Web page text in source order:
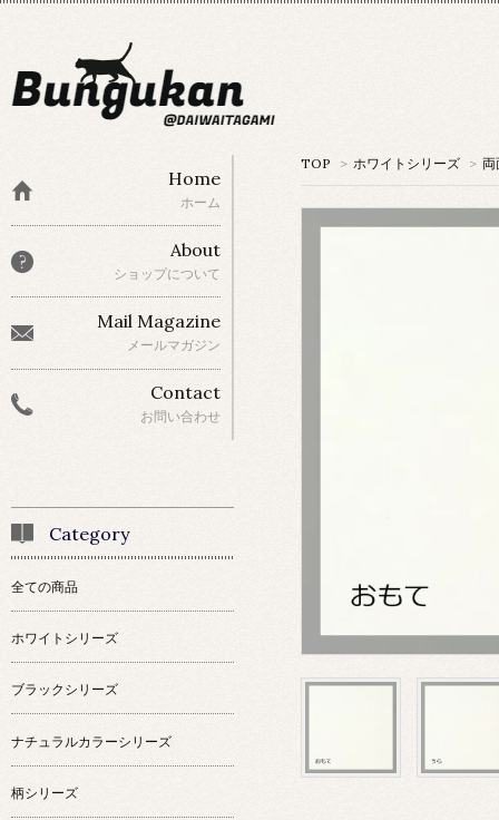
TOP > ホワイトシリーズ > 両
Home
ホーム
About
ショップについて
Mail Magazine
メールマガジン
Contact
お問い合わせ
Category
全ての商品
ホワイトシリーズ
ブラックシリーズ
ナチュラルカラーシリーズ
柄シリーズ